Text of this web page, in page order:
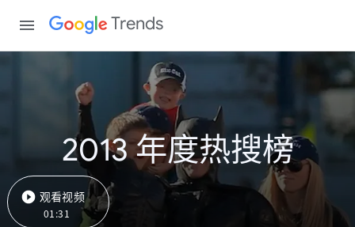
Trends
2013 年度热搜榜
观看视频
01:31